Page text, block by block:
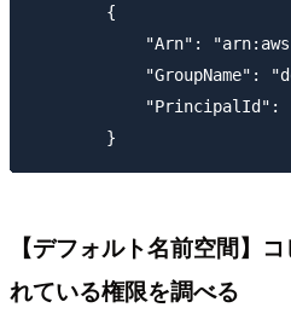
        {
"Arn":
"GroupName":
"PrincipalId":
【デフォルト名前空間】
れている権限を調べる